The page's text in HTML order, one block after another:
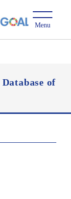
Database of